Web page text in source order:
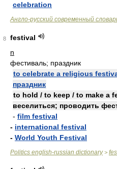
celebration
Англо-русский современный
8
festival
n
фестиваль; праздник
to celebrate a religious
праздник
to hold / to keep / to make a
веселиться; проводить
- film festival
- international festival
- World Youth Festival
Politics english-russian dictionary>